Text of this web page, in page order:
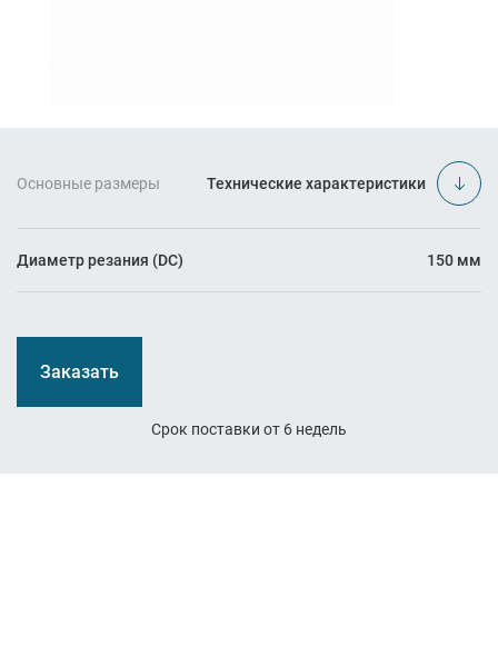
Основные размеры Технические характеристики
Диаметр резания (DC) 150 мм
Заказать
Срок поставки от 6 недель